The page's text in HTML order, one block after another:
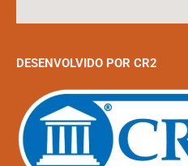
DESENVOLVIDO POR CR2